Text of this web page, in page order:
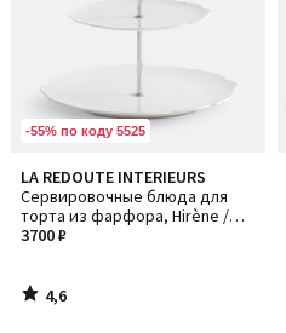
-55% по коду 5525
LA REDOUTE INTERIEURS
Сервировочные блюда для
торта из фарфора, Hirène /
Хирен
3700 ₽
4,6
/ 5
4,6
/